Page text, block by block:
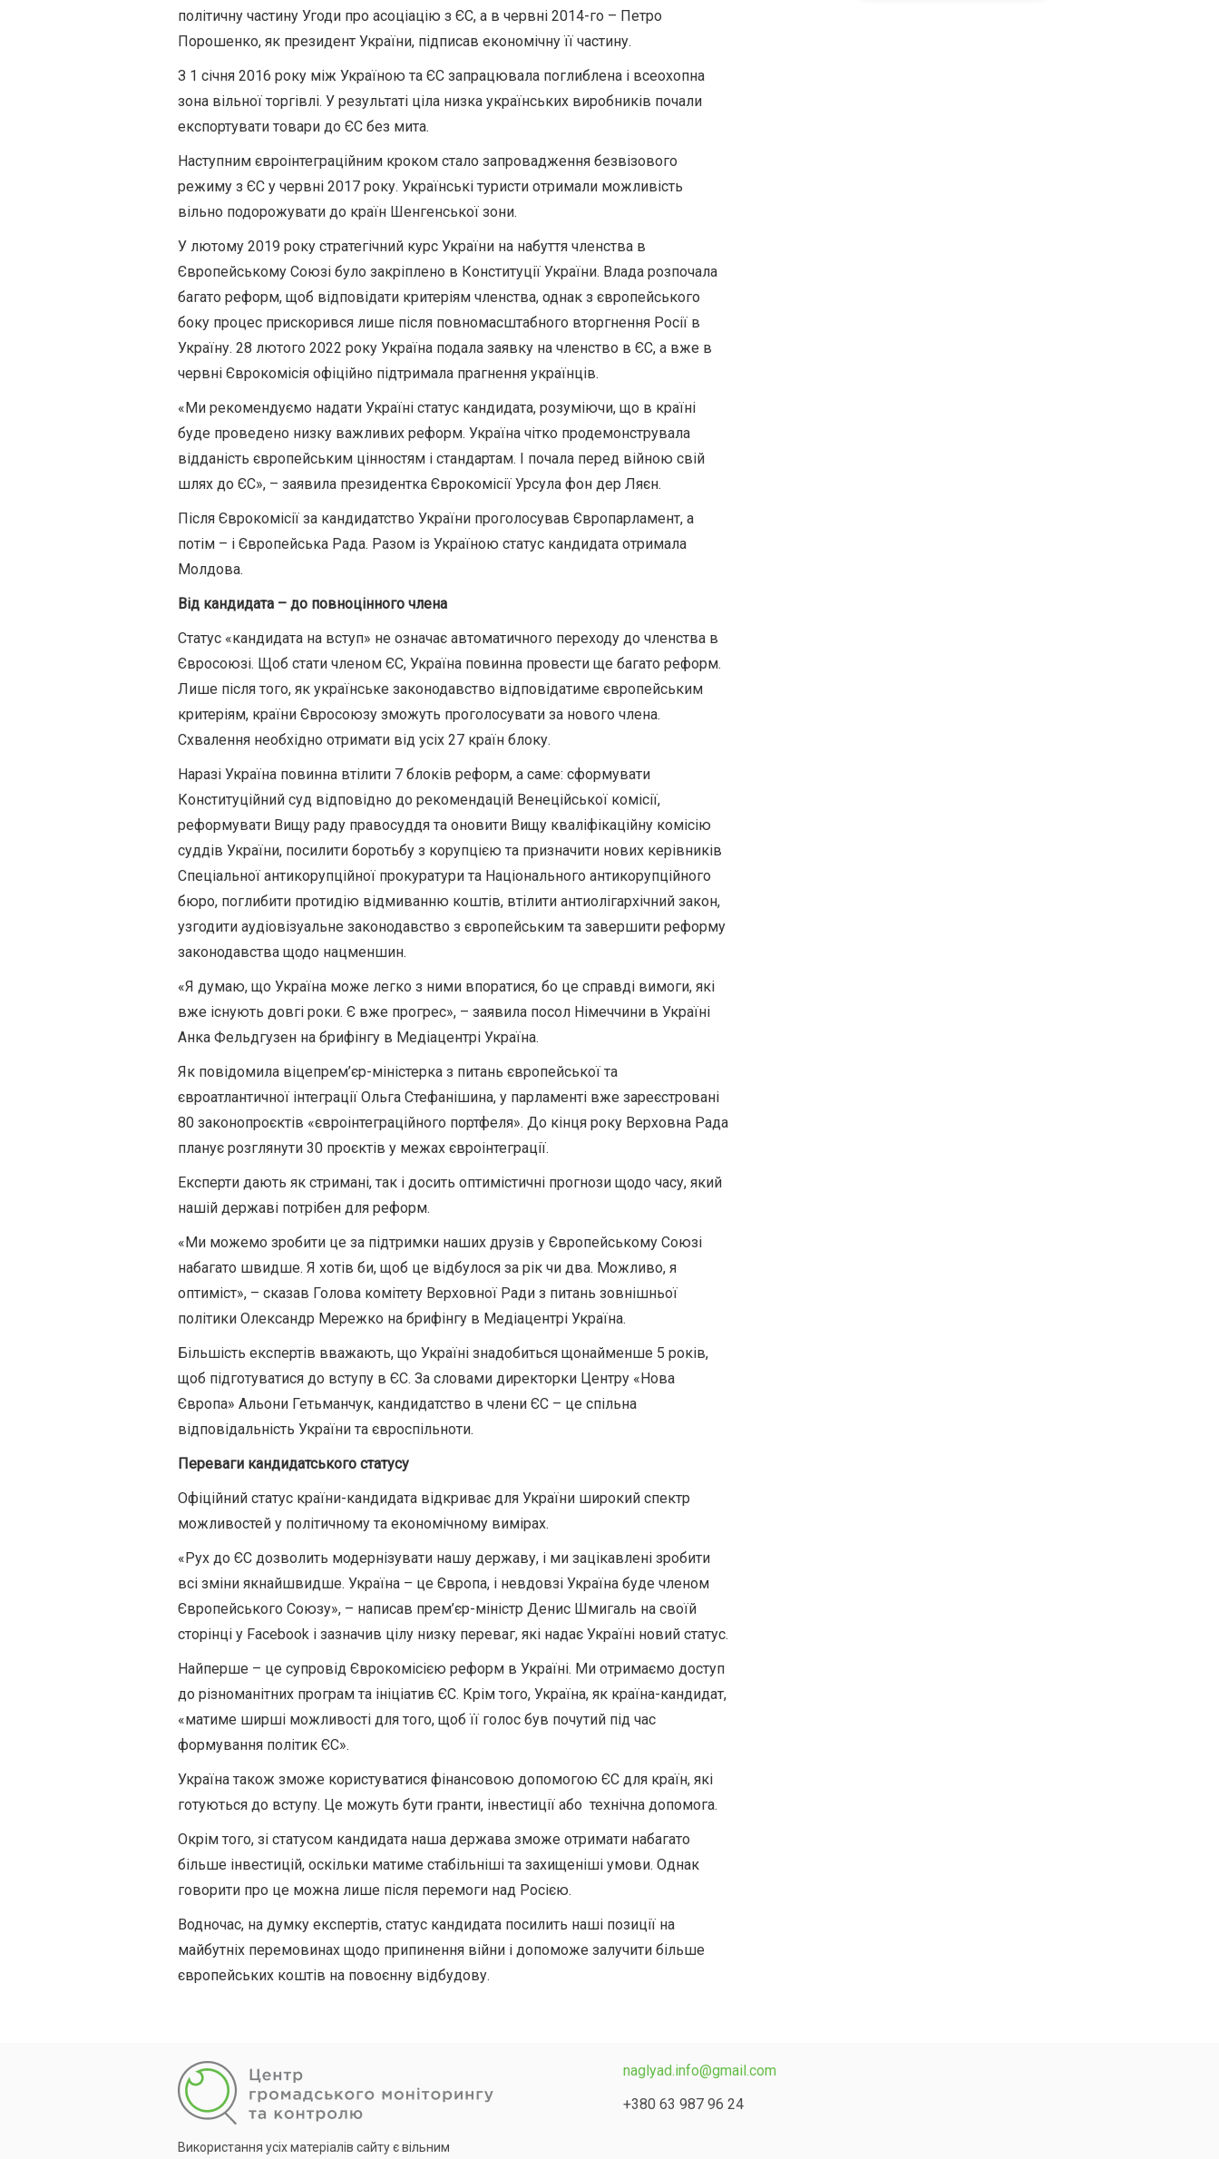
політичну частину Угоди про асоціацію з ЄС, а в червні 2014-го – Петро
Порошенко, як президент України, підписав економічну її частину.
З 1 січня 2016 року між Україною та ЄС запрацювала поглиблена і всеохопна
зона вільної торгівлі. У результаті ціла низка українських виробників почали
експортувати товари до ЄС без мита.
Наступним євроінтеграційним кроком стало запровадження безвізового
режиму з ЄС у червні 2017 року. Українські туристи отримали можливість
вільно подорожувати до країн Шенгенської зони.
У лютому 2019 року стратегічний курс України на набуття членства в
Європейському Союзі було закріплено в Конституції України. Влада розпочала
багато реформ, щоб відповідати критеріям членства, однак з європейського
боку процес прискорився лише після повномасштабного вторгнення Росії в
Україну. 28 лютого 2022 року Україна подала заявку на членство в ЄС, а вже в
червні Єврокомісія офіційно підтримала прагнення українців.
«Ми рекомендуємо надати Україні статус кандидата, розуміючи, що в країні
буде проведено низку важливих реформ. Україна чітко продемонструвала
відданість європейським цінностям і стандартам. І почала перед війною свій
шлях до ЄС», – заявила президентка Єврокомісії Урсула фон дер Ляєн.
Після Єврокомісії за кандидатство України проголосував Європарламент, а
потім – і Європейська Рада. Разом із Україною статус кандидата отримала
Молдова.
Від кандидата – до повноцінного члена
Статус «кандидата на вступ» не означає автоматичного переходу до членства в
Євросоюзі. Щоб стати членом ЄС, Україна повинна провести ще багато реформ.
Лише після того, як українське законодавство відповідатиме європейським
критеріям, країни Євросоюзу зможуть проголосувати за нового члена.
Схвалення необхідно отримати від усіх 27 країн блоку.
Наразі Україна повинна втілити 7 блоків реформ, а саме: сформувати
Конституційний суд відповідно до рекомендацій Венеційської комісії,
реформувати Вищу раду правосуддя та оновити Вищу кваліфікаційну комісію
суддів України, посилити боротьбу з корупцією та призначити нових керівників
Спеціальної антикорупційної прокуратури та Національного антикорупційного
бюро, поглибити протидію відмиванню коштів, втілити антиолігархічний закон,
узгодити аудіовізуальне законодавство з європейським та завершити реформу
законодавства щодо нацменшин.
«Я думаю, що Україна може легко з ними впоратися, бо це справді вимоги, які
вже існують довгі роки. Є вже прогрес», – заявила посол Німеччини в Україні
Анка Фельдгузен на брифінгу в Медіацентрі Україна.
Як повідомила віцепрем’єр-міністерка з питань європейської та
євроатлантичної інтеграції Ольга Стефанішина, у парламенті вже зареєстровані
80 законопроєктів «євроінтеграційного портфеля». До кінця року Верховна Рада
планує розглянути 30 проєктів у межах євроінтеграції.
Експерти дають як стримані, так і досить оптимістичні прогнози щодо часу, який
нашій державі потрібен для реформ.
«Ми можемо зробити це за підтримки наших друзів у Європейському Союзі
набагато швидше. Я хотів би, щоб це відбулося за рік чи два. Можливо, я
оптиміст», – сказав Голова комітету Верховної Ради з питань зовнішньої
політики Олександр Мережко на брифінгу в Медіацентрі Україна.
Більшість експертів вважають, що Україні знадобиться щонайменше 5 років,
щоб підготуватися до вступу в ЄС. За словами директорки Центру «Нова
Європа» Альони Гетьманчук, кандидатство в члени ЄС – це спільна
відповідальність України та євроспільноти.
Переваги кандидатського статусу
Офіційний статус країни-кандидата відкриває для України широкий спектр
можливостей у політичному та економічному вимірах.
«Рух до ЄС дозволить модернізувати нашу державу, і ми зацікавлені зробити
всі зміни якнайшвидше. Україна – це Європа, і невдовзі Україна буде членом
Європейського Союзу», – написав прем’єр-міністр Денис Шмигаль на своїй
сторінці у Facebook і зазначив цілу низку переваг, які надає Україні новий статус.
Найперше – це супровід Єврокомісією реформ в Україні. Ми отримаємо доступ
до різноманітних програм та ініціатив ЄС. Крім того, Україна, як країна-кандидат,
«матиме ширші можливості для того, щоб її голос був почутий під час
формування політик ЄС».
Україна також зможе користуватися фінансовою допомогою ЄС для країн, які
готуються до вступу. Це можуть бути гранти, інвестиції або технічна допомога.
Окрім того, зі статусом кандидата наша держава зможе отримати набагато
більше інвестицій, оскільки матиме стабільніші та захищеніші умови. Однак
говорити про це можна лише після перемоги над Росією.
Водночас, на думку експертів, статус кандидата посилить наші позиції на
майбутніх перемовинах щодо припинення війни і допоможе залучити більше
європейських коштів на повоєнну відбудову.
Використання усіх матеріалів сайту є вільним
naglyad.info@gmail.com
+380 63 987 96 24